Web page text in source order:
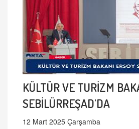
KÜLTÜR VE TURİZM
SEBİLÜRREŞAD'DA
12 Mart 2025 Çarşamba